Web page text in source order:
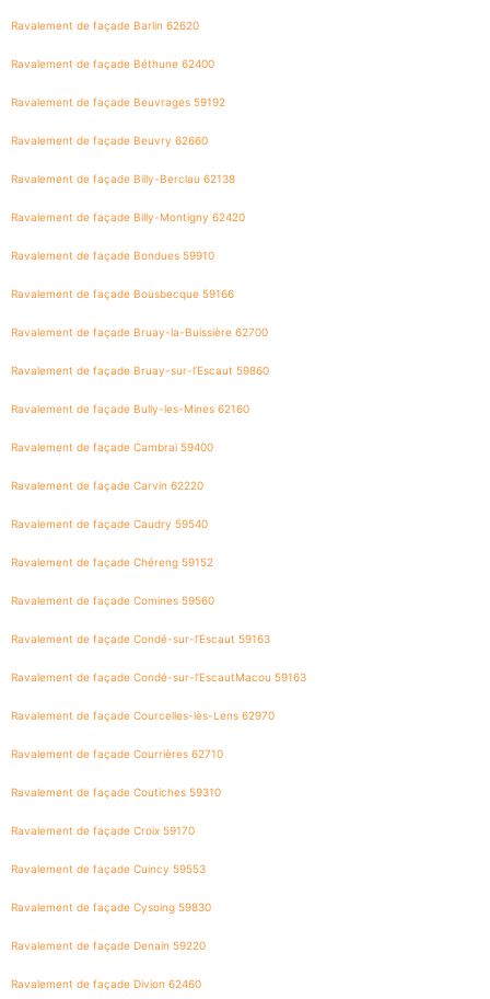
Ravalement de façade Barlin 62620
Ravalement de façade Béthune 62400
Ravalement de façade Beuvrages 59192
Ravalement de façade Beuvry 62660
Ravalement de façade Billy-Berclau 62138
Ravalement de façade Billy-Montigny 62420
Ravalement de façade Bondues 59910
Ravalement de façade Bousbecque 59166
Ravalement de façade Bruay-la-Buissière 62700
Ravalement de façade Bruay-sur-l’Escaut 59860
Ravalement de façade Bully-les-Mines 62160
Ravalement de façade Cambrai 59400
Ravalement de façade Carvin 62220
Ravalement de façade Caudry 59540
Ravalement de façade Chéreng 59152
Ravalement de façade Comines 59560
Ravalement de façade Condé-sur-l’Escaut 59163
Ravalement de façade Condé-sur-l’EscautMacou 59163
Ravalement de façade Courcelles-lès-Lens 62970
Ravalement de façade Courrières 62710
Ravalement de façade Coutiches 59310
Ravalement de façade Croix 59170
Ravalement de façade Cuincy 59553
Ravalement de façade Cysoing 59830
Ravalement de façade Denain 59220
Ravalement de façade Divion 62460